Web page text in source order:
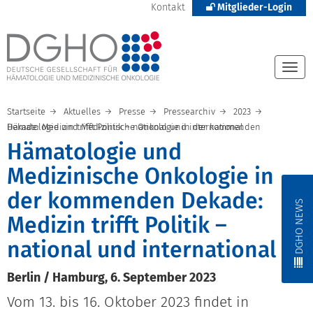
Kontakt Mitglieder-Login
DGHO NEWS
Startseite Aktuelles Presse Pressearchiv
2023
Hämatologie und Medizinische Onkologie in der kommenden Dekade: Medizin trifft Politik – national und international
Hämatologie und
Medizinische Onkologie in
der kommenden Dekade:
Medizin trifft Politik –
national und international
Berlin / Hamburg, 6. September 2023
Vom 13. bis 16. Oktober 2023 findet in